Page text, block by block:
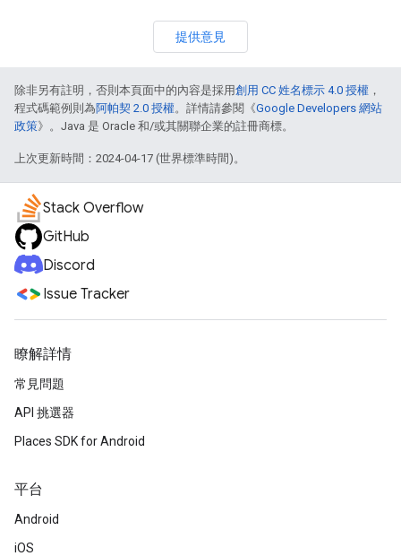
提供意見
除非另有註明，否則本頁面中的內容是採用創用 CC 姓名標示 4.0 授權 ，
程式碼範例則為阿帕契 2.0 授權。詳情請參閱《Google Developers 網站
政策》。Java 是 Oracle 和/或其關聯企業的註冊商標。
上次更新時間：2024-04-17 (世界標準時間)。
Stack Overflow
GitHub
Discord
Issue Tracker
瞭解詳情
常見問題
API 挑選器
Places SDK for Android
平台
Android
iOS